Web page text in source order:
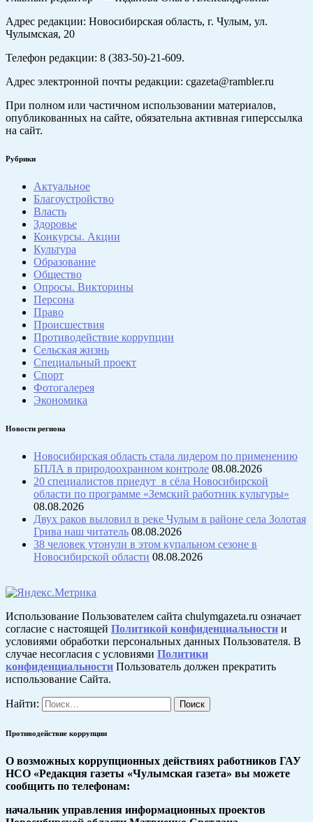
Адрес редакции: Новосибирская область, г. Чулым, ул.
Чулымская, 20
Телефон редакции: 8 (383-50)-21-609.
Адрес электронной почты редакции: cgazeta@rambler.ru
При полном или частичном использовании материалов,
опубликованных на сайте, обязательна активная гиперссылка
на сайт.
Рубрики
Актуальное
Благоустройство
Власть
Здоровье
Конкурсы. Акции
Культура
Образование
Общество
Опросы. Викторины
Персона
Право
Происшествия
Противодействие коррупции
Сельская жизнь
Специальный проект
Спорт
Фотогалерея
Экономика
Новости региона
Новосибирская область стала лидером по применению
БПЛА в природоохранном контроле 08.08.2026
20 специалистов приедут в сёла Новосибирской
области по программе «Земский работник культуры»
08.08.2026
Двух раков выловил в реке Чулым в районе села Золотая
Грива наш читатель 08.08.2026
38 человек утонули в этом купальном сезоне в
Новосибирской области 08.08.2026
Использование Пользователем сайта chulymgazeta.ru означает
согласие с настоящей Политикой конфиденциальности и
условиями обработки персональных данных Пользователя. В
случае несогласия с условиями Политики
конфиденциальности Пользователь должен прекратить
использование Сайта.
Найти:
Противодействие коррупции
О возможных коррупционных действиях работников ГАУ
НСО «Редакция газеты «Чулымская газета» вы можете
сообщить по телефонам:
начальник управления информационных проектов